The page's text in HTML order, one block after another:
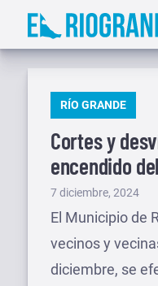
Saltar
PUBLICADO
RÍO GRANDE
Cortes y
encendido
Publicado
el
7 diciembre, 2024
El Municipio de
vecinos y
diciembre, se